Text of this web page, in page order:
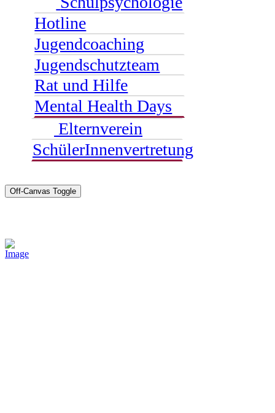
Hotline
Jugendcoaching
Jugendschutzteam
Rat und Hilfe
Mental Health Days
Elternverein
SchülerInnenvertretung
Off-Canvas Toggle